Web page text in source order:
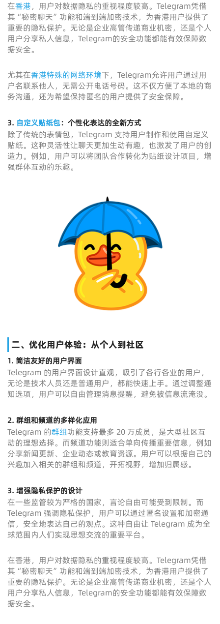
在香港，用户对数据隐私的重视程度较高。Telegram凭借
其“秘密聊天”功能和端到端加密技术，为香港用户提供了
重要的隐私保护。无论是企业高管传递商业机密，还是个人
用户分享私人信息，Telegram的安全功能都能有效保障数
据安全。
尤其在香港特殊的网络环境下，Telegram允许用户通过用
户名联系他人，无需公开电话号码。这不仅方便了本地的商
务沟通，还为希望保持匿名的用户提供了安全保障。
3. 自定义贴纸包：个性化表达的全新方式
除了传统的表情包，Telegram 支持用户制作和使用自定义
贴纸。这种灵活性让聊天更加生动有趣，也激发了用户的创
造力。例如，用户可以将团队合作转化为贴纸设计项目，增
强群体互动的乐趣。
二、优化用户体验：从个人到社区
1. 简洁友好的用户界面
Telegram 的用户界面设计直观，吸引了各行各业的用户，
无论是技术人员还是普通用户，都能快速上手。通过调整通
知选项，用户可以自由管理消息提醒，避免被信息流淹没。
2. 群组和频道的多样化应用
Telegram 的群组功能支持最多 20 万成员，是大型社区互
动的理想选择。而频道功能则适合单向传播重要信息，例如
分享新闻更新、企业动态或教育资源。用户可以根据自己的
兴趣加入相关的群组和频道，开拓视野，增加归属感。
3. 增强隐私保护的设计
在一些监管较为严格的国家，言论自由可能受到限制。而
Telegram 强调隐私保护，用户可以通过匿名设置和加密通
信，安全地表达自己的观点。这种自由让 Telegram 成为全
球范围内人们实现思想交流的重要平台。
在香港，用户对数据隐私的重视程度较高。Telegram凭借
其“秘密聊天”功能和端到端加密技术，为香港用户提供了
重要的隐私保护。无论是企业高管传递商业机密，还是个人
用户分享私人信息，Telegram的安全功能都能有效保障数
据安全。